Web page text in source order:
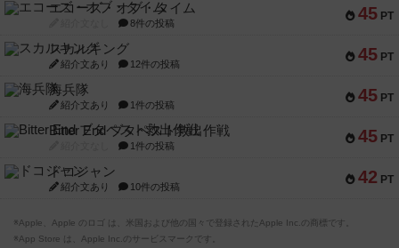
45 PT
エコーズ・オブ・タイム
8件の投稿
45 PT
スカルキング
紹介文あり 12件の投稿
45 PT
海兵隊
紹介文あり 1件の投稿
45 PT
Bitter End ブタペスト救出作戦
1件の投稿
42 PT
ドコジャン
紹介文あり 10件の投稿
※Apple、Apple のロゴ は、米国および他の国々で登録されたApple Inc.の商標です。
※App Store は、Apple Inc.のサービスマークです。